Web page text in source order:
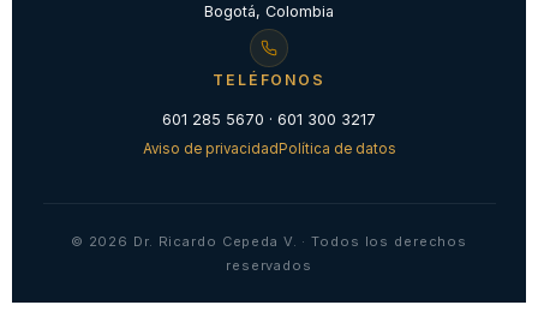
Bogotá, Colombia
TELÉFONOS
601 285 5670 · 601 300 3217
Aviso de privacidad Política de datos
© 2026 Dr. Ricardo Cepeda V. · Todos los derechos
reservados